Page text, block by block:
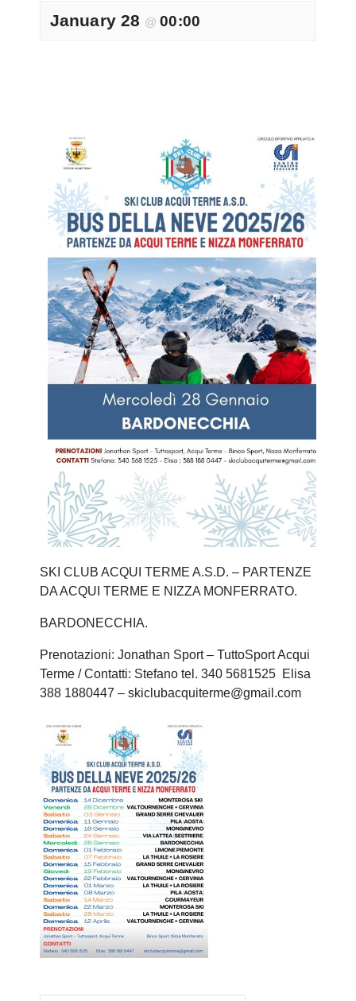
January 28 @00:00
SKI CLUB ACQUI TERME A.S.D. – PARTENZE
DA ACQUI TERME E NIZZA MONFERRATO.
BARDONECCHIA.
Prenotazioni: Jonathan Sport – TuttoSport Acqui
Terme / Contatti: Stefano tel. 340 5681525 Elisa
388 1880447 – skiclubacquiterme@gmail.com